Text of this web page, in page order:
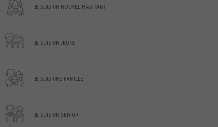
JE SUIS UN NOUVEL HABITANT
JE SUIS UN JEUNE
JE SUIS UNE FAMILLE
JE SUIS UN SENIOR